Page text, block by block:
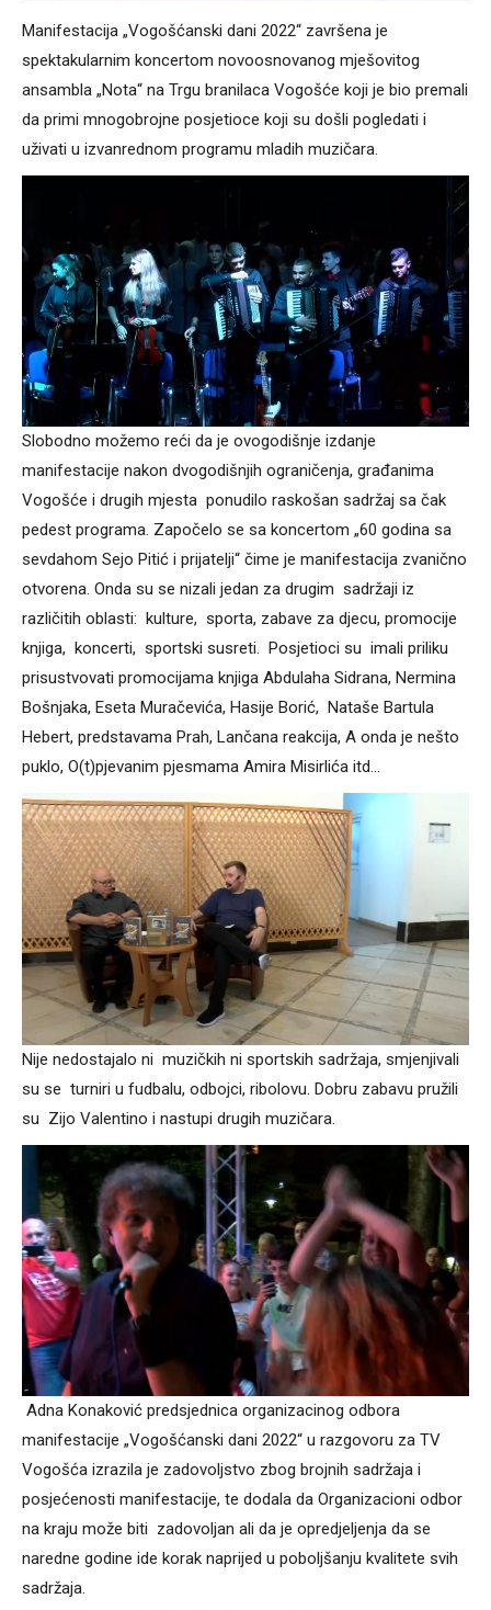
Manifestacija „Vogošćanski dani 2022“ završena je
spektakularnim koncertom novoosnovanog mješovitog
ansambla „Nota“ na Trgu branilaca Vogošće koji je bio premali
da primi mnogobrojne posjetioce koji su došli pogledati i
uživati u izvanrednom programu mladih muzičara.
Slobodno možemo reći da je ovogodišnje izdanje
manifestacije nakon dvogodišnjih ograničenja, građanima
Vogošće i drugih mjesta ponudilo raskošan sadržaj sa čak
pedest programa. Započelo se sa koncertom „60 godina sa
sevdahom Sejo Pitić i prijatelji“ čime je manifestacija zvanično
otvorena. Onda su se nizali jedan za drugim sadržaji iz
različitih oblasti: kulture, sporta, zabave za djecu, promocije
knjiga, koncerti, sportski susreti. Posjetioci su imali priliku
prisustvovati promocijama knjiga Abdulaha Sidrana, Nermina
Bošnjaka, Eseta Muračevića, Hasije Borić, Nataše Bartula
Hebert, predstavama Prah, Lančana reakcija, A onda je nešto
puklo, O(t)pjevanim pjesmama Amira Misirlića itd…
Nije nedostajalo ni muzičkih ni sportskih sadržaja, smjenjivali
su se turniri u fudbalu, odbojci, ribolovu. Dobru zabavu pružili
su Zijo Valentino i nastupi drugih muzičara.
Adna Konaković predsjednica organizacinog odbora
manifestacije „Vogošćanski dani 2022“ u razgovoru za TV
Vogošća izrazila je zadovoljstvo zbog brojnih sadržaja i
posjećenosti manifestacije, te dodala da Organizacioni odbor
na kraju može biti zadovoljan ali da je opredjeljenja da se
naredne godine ide korak naprijed u poboljšanju kvalitete svih
sadržaja.